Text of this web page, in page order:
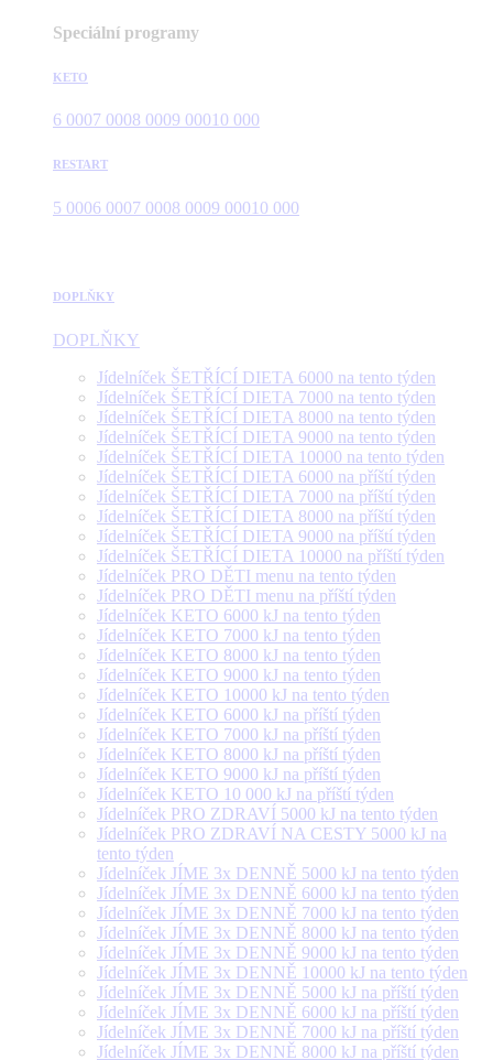
Speciální programy
KETO
6 0007 0008 0009 00010 000
RESTART
5 0006 0007 0008 0009 00010 000
DOPLŇKY
DOPLŇKY
Jídelníček ŠETŘÍCÍ DIETA 6000 na tento týden
Jídelníček ŠETŘÍCÍ DIETA 7000 na tento týden
Jídelníček ŠETŘÍCÍ DIETA 8000 na tento týden
Jídelníček ŠETŘÍCÍ DIETA 9000 na tento týden
Jídelníček ŠETŘÍCÍ DIETA 10000 na tento týden
Jídelníček ŠETŘÍCÍ DIETA 6000 na příští týden
Jídelníček ŠETŘÍCÍ DIETA 7000 na příští týden
Jídelníček ŠETŘÍCÍ DIETA 8000 na příští týden
Jídelníček ŠETŘÍCÍ DIETA 9000 na příští týden
Jídelníček ŠETŘÍCÍ DIETA 10000 na příští týden
Jídelníček PRO DĚTI menu na tento týden
Jídelníček PRO DĚTI menu na příští týden
Jídelníček KETO 6000 kJ na tento týden
Jídelníček KETO 7000 kJ na tento týden
Jídelníček KETO 8000 kJ na tento týden
Jídelníček KETO 9000 kJ na tento týden
Jídelníček KETO 10000 kJ na tento týden
Jídelníček KETO 6000 kJ na příští týden
Jídelníček KETO 7000 kJ na příští týden
Jídelníček KETO 8000 kJ na příští týden
Jídelníček KETO 9000 kJ na příští týden
Jídelníček KETO 10 000 kJ na příští týden
Jídelníček PRO ZDRAVÍ 5000 kJ na tento týden
Jídelníček PRO ZDRAVÍ NA CESTY 5000 kJ na
tento týden
Jídelníček JÍME 3x DENNĚ 5000 kJ na tento týden
Jídelníček JÍME 3x DENNĚ 6000 kJ na tento týden
Jídelníček JÍME 3x DENNĚ 7000 kJ na tento týden
Jídelníček JÍME 3x DENNĚ 8000 kJ na tento týden
Jídelníček JÍME 3x DENNĚ 9000 kJ na tento týden
Jídelníček JÍME 3x DENNĚ 10000 kJ na tento týden
Jídelníček JÍME 3x DENNĚ 5000 kJ na příští týden
Jídelníček JÍME 3x DENNĚ 6000 kJ na příští týden
Jídelníček JÍME 3x DENNĚ 7000 kJ na příští týden
Jídelníček JÍME 3x DENNĚ 8000 kJ na příští týden